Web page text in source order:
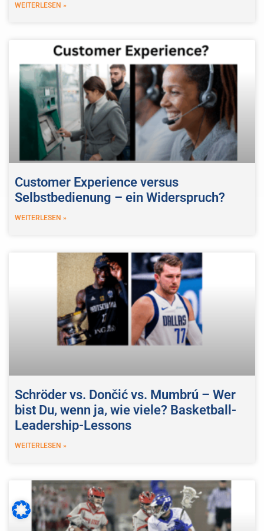
WEITERLESEN »
Customer Experience versus
Selbstbedienung – ein Widerspruch?
WEITERLESEN »
Schröder vs. Dončić vs. Mumbrú – Wer
bist Du, wenn ja, wie viele? Basketball-
Leadership-Lessons
WEITERLESEN »